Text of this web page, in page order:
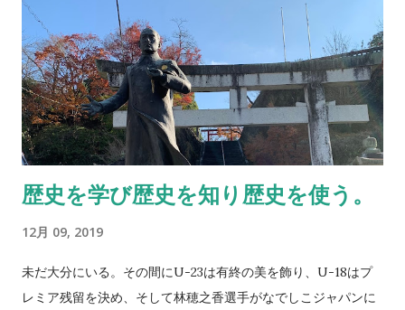
の頃。少しでも自分たちの仲間を増やそうと躍起に...
ブばかりではなくそれこそネガティブに振れたら最後、行き着
くところまで行く可能性を否定はできないだろう。 そんな感情
の起伏が激しくコントロールが難しいとされるB型（の皆様申
し訳ありません）の僕なのだが、一時の想いに流されてしまう
のが嫌で定量評価（データ）に頼るところが非常に大きい。何
故ならば、データは限りなく嘘はつかないし、焦っても感情に
左右されることはほぼない。 何も、”データ至上主義”を追求し
たいということでは決して無く、データを元にした評価は、人
日に発表されたoptaが選出したベストイレブンとJリーグアウ
ォーズのベストイレブン。どう評価されたのか共に知りたいも
のだ。 NEVER STOP,NEVER GIVE UP
歴史を学び歴史を知り歴史を使う。
12月 09, 2019
未だ大分にいる。その間にU-23は有終の美を飾り、U-18はプ
レミア残留を決め、そして林穂之香選手がなでしこジャパンに